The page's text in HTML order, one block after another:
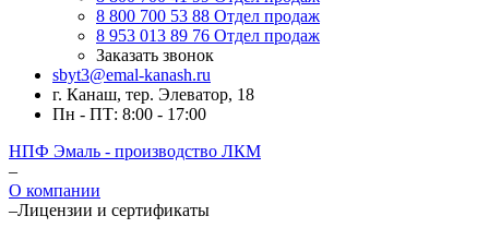
8 800 700 53 88 Отдел продаж
8 953 013 89 76 Отдел продаж
Заказать звонок
sbyt3@emal-kanash.ru
г. Канаш, тер. Элеватор, 18
Пн - ПТ: 8:00 - 17:00
НПФ Эмаль - производство ЛКМ
–
О компании
–Лицензии и сертификаты